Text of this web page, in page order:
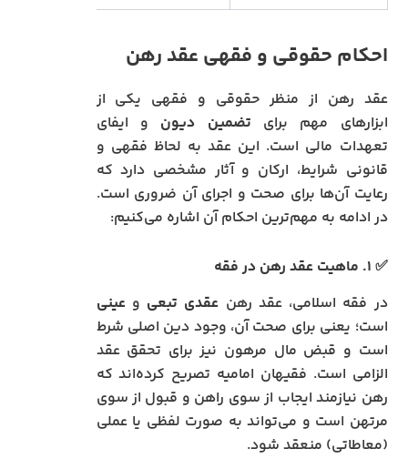
احکام حقوقی و فقهی عقد رهن
عقد رهن از منظر حقوقی و فقهی یکی از
ابزارهای مهم برای تضمین دیون و ایفای
تعهدات مالی است. این عقد به لحاظ فقهی و
قانونی شرایط، ارکان و آثار مشخصی دارد که
رعایت آن‌ها برای صحت و اجرای آن ضروری است.
در ادامه به مهم‌ترین احکام آن اشاره می‌کنیم:
✅ ۱. ماهیت عقد رهن در فقه
در فقه اسلامی، عقد رهن عقدی تبعی وعینی
است؛ یعنی برای صحت آن، وجود دین اصلی شرط
است و قبض مال مرهون نیز برای تحقق عقد
الزامی است. فقیهان امامیه تصریح کرده‌اند که
رهن نیازمند ایجاب از سوی راهن و قبول از سوی
مرتهن است و می‌تواند به صورت لفظی یا عملی
(معاطاتی) منعقد شود.